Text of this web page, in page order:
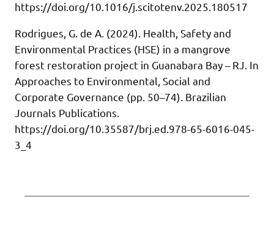
https://doi.org/10.1016/j.scitotenv.2025.180517
Rodrigues, G. de A. (2024). Health, Safety and
Environmental Practices (HSE) in a mangrove
forest restoration project in Guanabara Bay – RJ. In
Approaches to Environmental, Social and
Corporate Governance (pp. 50–74). Brazilian
Journals Publications.
https://doi.org/10.35587/brj.ed.978-65-6016-045-
3_4